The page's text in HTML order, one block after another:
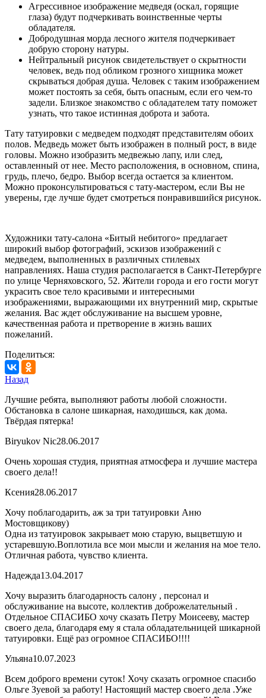
Агрессивное изображение медведя (оскал, горящие
глаза) будут подчеркивать воинственные черты
обладателя.
Добродушная морда лесного жителя подчеркивает
добрую сторону натуры.
Нейтральный рисунок свидетельствует о скрытности
человек, ведь под обликом грозного хищника может
скрываться добрая душа. Человек с таким изображением
может постоять за себя, быть опасным, если его чем-то
задели. Близкое знакомство с обладателем тату поможет
узнать, что такое истинная доброта и забота.
Тату татуировки с медведем подходят представителям обоих
полов. Медведь может быть изображен в полный рост, в виде
головы. Можно изобразить медвежью лапу, или след,
оставленный от нее. Место расположения, в основном, спина,
грудь, плечо, бедро. Выбор всегда остается за клиентом.
Можно проконсультироваться с тату-мастером, если Вы не
уверены, где лучше будет смотреться понравившийся рисунок.
Художники тату-салона «Битый небитого» предлагает
широкий выбор фотографий, эскизов изображений с
медведем, выполненных в различных стилевых
направлениях. Наша студия располагается в Санкт-Петербурге
по улице Черняховского, 52. Жители города и его гости могут
украсить свое тело красивыми и интересными
изображениями, выражающими их внутренний мир, скрытые
желания. Вас ждет обслуживание на высшем уровне,
качественная работа и претворение в жизнь ваших
пожеланий.
Поделиться:
Назад
Лучшие ребята, выполняют работы любой сложности.
Обстановка в салоне шикарная, находишься, как дома.
Твёрдая пятерка!
Biryukov Nic28.06.2017
Очень хорошая студия, приятная атмосфера и лучшие мастера
своего дела!!
Ксения28.06.2017
Хочу поблагодарить, аж за три татуировки Аню
Мостовщикову)
Одна из татуировок закрывает мою старую, выцветшую и
устаревшую.Воплотила все мои мысли и желания на мое тело.
Отличная работа, чувство клиента.
Надежда13.04.2017
Хочу выразить благодарность салону , персонал и
обслуживание на высоте, коллектив доброжелательный .
Отдельное СПАСИБО хочу сказать Петру Моисееву, мастер
своего дела, благодаря ему я стала обладательницей шикарной
татуировки. Ещё раз огромное СПАСИБО!!!!
Ульяна10.07.2023
Всем доброго времени суток! Хочу сказать огромное спасибо
Ольге Зуевой за работу! Настоящий мастер своего дела .Уже